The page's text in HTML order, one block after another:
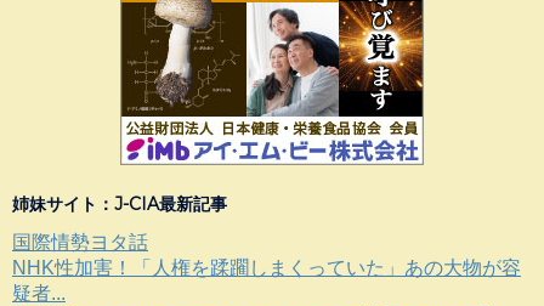
姉妹サイト：J-CIA最新記事
国際情勢ヨタ話
NHK性加害！「人権を蹂躙しまくっていた」あの大物が容
疑者...